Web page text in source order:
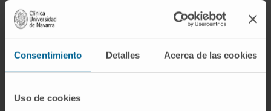
Consentimiento Detalles Acerca de las cookies
Uso de cookies
Bartholin el Viejo, describió el conducto
sublingual que también lleva el nombre de la
familia—. En 1677, con apenas veintidós años,
publicó la primera descripción detallada de
localizándolas con precisión en el espesor de